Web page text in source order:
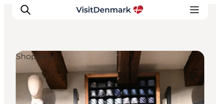
Inspirations
Destinations
Shopping